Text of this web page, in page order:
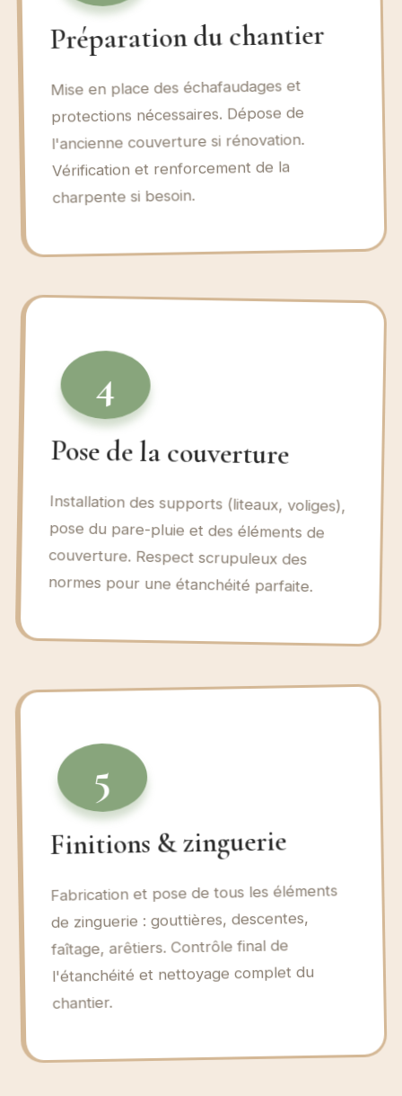
Préparation du chantier
Mise en place des échafaudages et
protections nécessaires. Dépose de
l'ancienne couverture si rénovation.
Vérification et renforcement de la
charpente si besoin.
4
Pose de la couverture
Installation des supports (liteaux, voliges),
pose du pare-pluie et des éléments de
couverture. Respect scrupuleux des
normes pour une étanchéité parfaite.
5
Finitions & zinguerie
Fabrication et pose de tous les éléments
de zinguerie : gouttières, descentes,
faîtage, arêtiers. Contrôle final de
l'étanchéité et nettoyage complet du
chantier.